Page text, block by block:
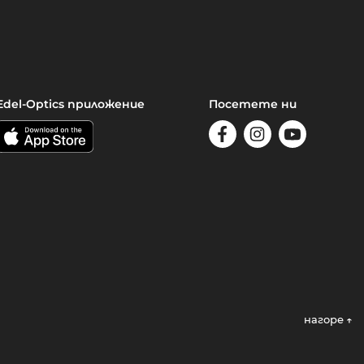
Optics приложение Посетете ни
нагоре